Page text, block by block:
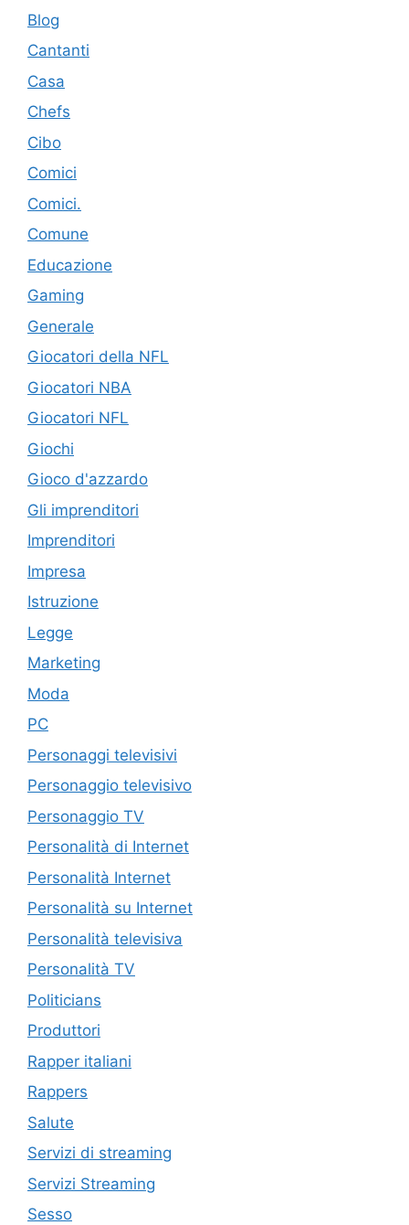
Blog
Cantanti
Casa
Chefs
Cibo
Comici
Comici.
Comune
Educazione
Gaming
Generale
Giocatori della NFL
Giocatori NBA
Giocatori NFL
Giochi
Gioco d'azzardo
Gli imprenditori
Imprenditori
Impresa
Istruzione
Legge
Marketing
Moda
PC
Personaggi televisivi
Personaggio televisivo
Personaggio TV
Personalità di Internet
Personalità Internet
Personalità su Internet
Personalità televisiva
Personalità TV
Politicians
Produttori
Rapper italiani
Rappers
Salute
Servizi di streaming
Servizi Streaming
Sesso